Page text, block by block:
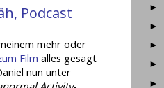
Podcast
mehr oder
Film alles gesagt
nun unter
►
►
►
►
►